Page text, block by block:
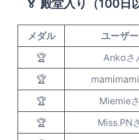
🏅 殿堂入り（100日
メダル ユーザ
🏆
Ankoさ
🏆
🏆
Miemie
🏆
Miss.PN